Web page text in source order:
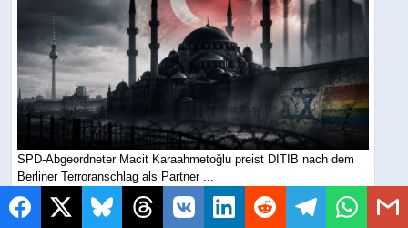
SPD-Abgeordneter Macit Karaahmetoğlu preist DITIB nach dem
Berliner Terroranschlag als Partner ...
Deutschland -- Antisemitismus